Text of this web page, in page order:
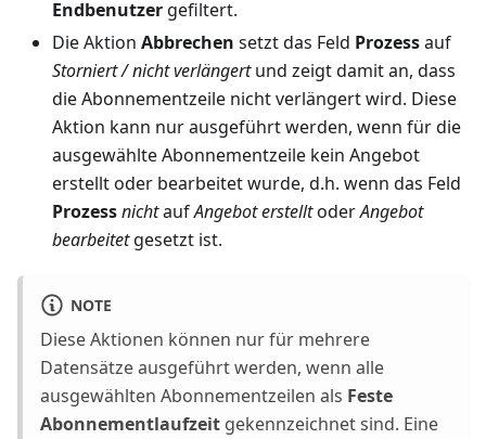
Endbenutzer gefiltert.
Die Aktion Abbrechen setzt das Feld Prozessauf
Storniert / nicht verlängertund zeigt damit an, dass
die Abonnementzeile nicht verlängert wird. Diese
Aktion kann nur ausgeführt werden, wenn für die
ausgewählte Abonnementzeile kein Angebot
erstellt oder bearbeitet wurde, d.h. wenn das Feld
ProzessnichtaufAngebot erstelltoderAngebot
bearbeitetgesetzt ist.
NOTE
Diese Aktionen können nur für mehrere
Datensätze ausgeführt werden, wenn alle
ausgewählten Abonnementzeilen als Feste
Abonnementlaufzeit gekennzeichnet sind. Eine